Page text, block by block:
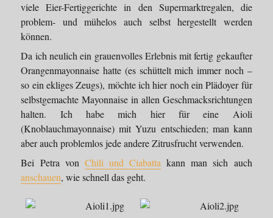
viele Eier-Fertiggerichte in den Supermarktregalen, die
problem- und mühelos auch selbst hergestellt werden
können.
Da ich neulich ein grauenvolles Erlebnis mit fertig gekaufter
Orangenmayonnaise hatte (es schüttelt mich immer noch –
so ein ekliges Zeugs), möchte ich hier noch ein Plädoyer für
selbstgemachte Mayonnaise in allen Geschmacksrichtungen
halten. Ich habe mich hier für eine Aioli
(Knoblauchmayonnaise) mit Yuzu entschieden; man kann
aber auch problemlos jede andere Zitrusfrucht verwenden.
Bei Petra von Chili und Ciabatta kann man sich auch
anschauen, wie schnell das geht.